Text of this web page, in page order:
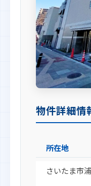
物件詳細情
所在地
さいたま市